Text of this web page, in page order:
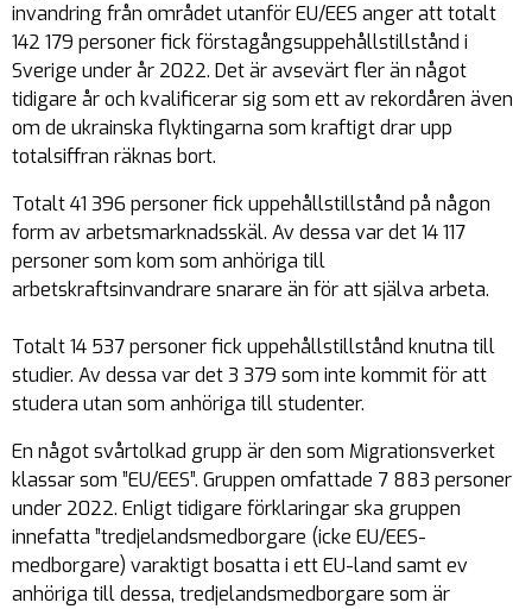
invandring från området utanför EU/EES anger att totalt
142 179 personer fick förstagångsuppehållstillstånd i
Sverige under år 2022. Det är avsevärt fler än något
tidigare år och kvalificerar sig som ett av rekordåren även
om de ukrainska flyktingarna som kraftigt drar upp
totalsiffran räknas bort.
Totalt 41 396 personer fick uppehållstillstånd på någon
form av arbetsmarknadsskäl. Av dessa var det 14 117
personer som kom som anhöriga till
arbetskraftsinvandrare snarare än för att själva arbeta.
Totalt 14 537 personer fick uppehållstillstånd knutna till
studier. Av dessa var det 3 379 som inte kommit för att
studera utan som anhöriga till studenter.
En något svårtolkad grupp är den som Migrationsverket
klassar som ”EU/EES”. Gruppen omfattade 7 883 personer
under 2022. Enligt tidigare förklaringar ska gruppen
innefatta ”tredjelandsmedborgare (icke EU/EES-
medborgare) varaktigt bosatta i ett EU-land samt ev
anhöriga till dessa, tredjelandsmedborgare som är